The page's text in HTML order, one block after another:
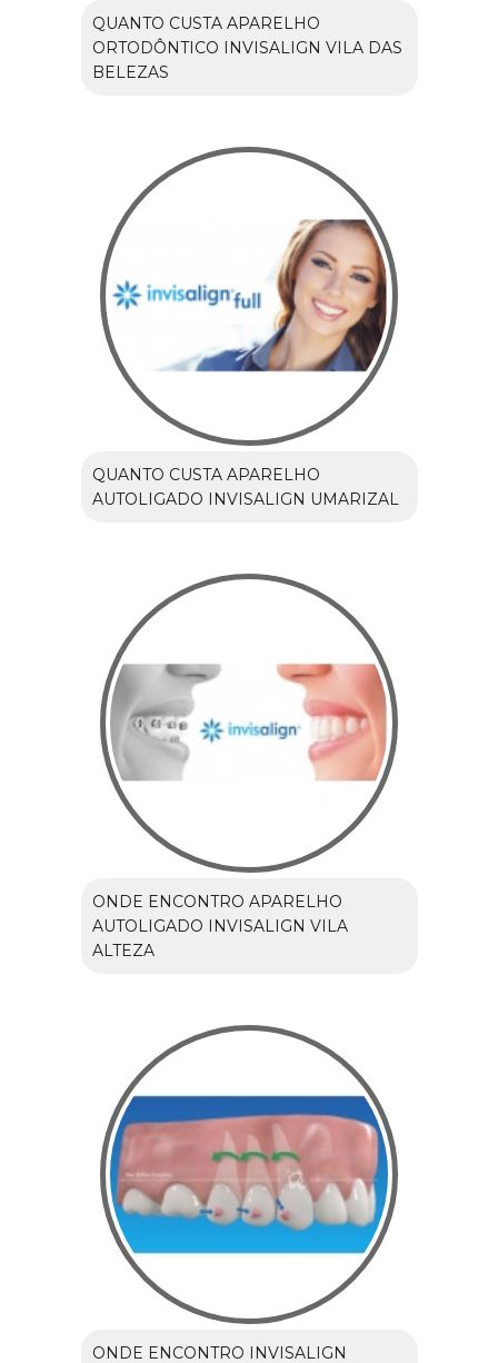
QUANTO CUSTA APARELHO
ORTODÔNTICO INVISALIGN VILA DAS
BELEZAS
QUANTO CUSTA APARELHO
AUTOLIGADO INVISALIGN UMARIZAL
ONDE ENCONTRO APARELHO
AUTOLIGADO INVISALIGN VILA
ALTEZA
ONDE ENCONTRO INVISALIGN